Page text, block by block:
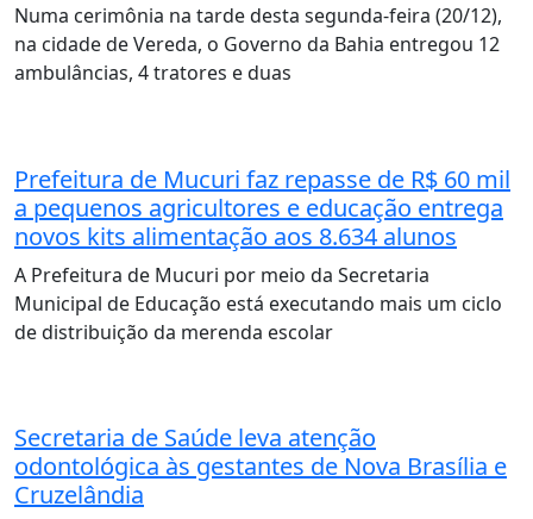
Numa cerimônia na tarde desta segunda-feira (20/12),
na cidade de Vereda, o Governo da Bahia entregou 12
ambulâncias, 4 tratores e duas
Prefeitura de Mucuri faz repasse de R$ 60 mil
a pequenos agricultores e educação entrega
novos kits alimentação aos 8.634 alunos
A Prefeitura de Mucuri por meio da Secretaria
Municipal de Educação está executando mais um ciclo
de distribuição da merenda escolar
Secretaria de Saúde leva atenção
odontológica às gestantes de Nova Brasília e
Cruzelândia